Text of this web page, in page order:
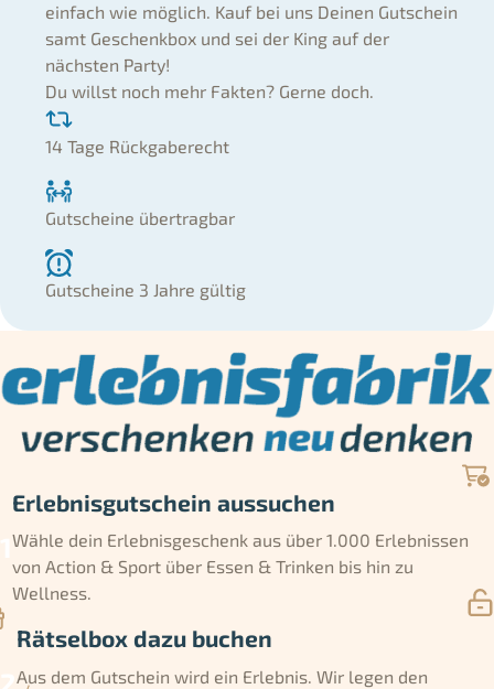
einfach wie möglich. Kauf bei uns Deinen Gutschein
samt Geschenkbox und sei der King auf der
nächsten Party!
Du willst noch mehr Fakten? Gerne doch.
14 Tage Rückgaberecht
Gutscheine übertragbar
Gutscheine 3 Jahre gültig
Erlebnisgutschein aussuchen
Wähle dein Erlebnisgeschenk aus über 1.000 Erlebnissen
von Action & Sport über Essen & Trinken bis hin zu
Wellness.
Rätselbox dazu buchen
Aus dem Gutschein wird ein Erlebnis. Wir legen den